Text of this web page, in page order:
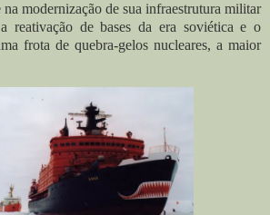
na modernização de sua infraestrutura militar
reativação de bases da era soviética e o
frota de quebra-gelos nucleares, a maior